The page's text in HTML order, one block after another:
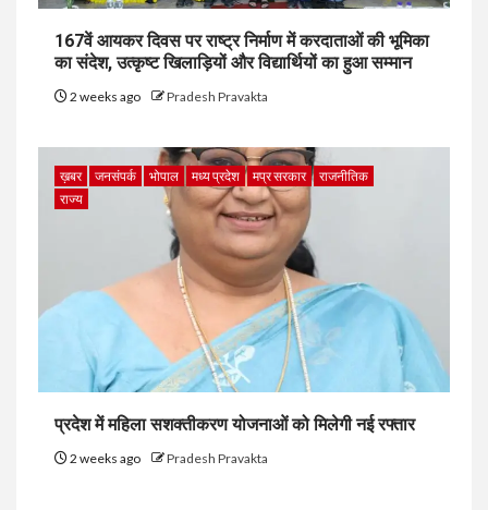
167वें आयकर दिवस पर राष्ट्र निर्माण में करदाताओं की भूमिका
का संदेश, उत्कृष्ट खिलाड़ियों और विद्यार्थियों का हुआ सम्मान
2 weeks ago Pradesh Pravakta
ख़बर जनसंपर्क भोपाल मध्य प्रदेश मप्र सरकार
राजनीतिक
राज्य
प्रदेश में महिला सशक्तीकरण योजनाओं को मिलेगी नई रफ्तार
2 weeks ago Pradesh Pravakta